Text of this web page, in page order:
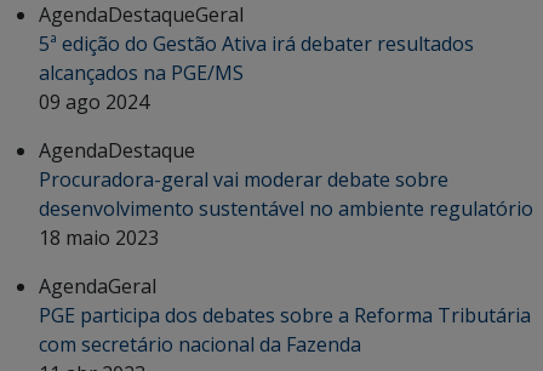
AgendaDestaqueGeral
5ª edição do Gestão Ativa irá debater resultados
alcançados na PGE/MS
09 ago 2024
AgendaDestaque
Procuradora-geral vai moderar debate sobre
desenvolvimento sustentável no ambiente regulatório
18 maio 2023
AgendaGeral
PGE participa dos debates sobre a Reforma Tributária
com secretário nacional da Fazenda